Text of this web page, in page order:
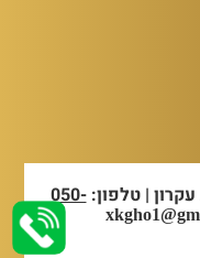
| טלפון:050-